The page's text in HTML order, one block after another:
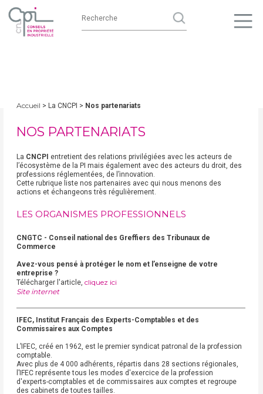
Accueil > La CNCPI > Nos partenariats
NOS PARTENARIATS
La CNCPI entretient des relations privilégiées avec les acteurs de
l’écosystème de la PI mais également avec des acteurs du droit, des
professions réglementées, de l’innovation.
Cette rubrique liste nos partenaires avec qui nous menons des
actions et échangeons très régulièrement.
LES ORGANISMES PROFESSIONNELS
CNGTC - Conseil national des Greffiers des Tribunaux de
Commerce
Avez-vous pensé à protéger le nom et l’enseigne de votre
entreprise ?
Télécharger l'article, cliquez ici
Site internet
IFEC, Institut Français des Experts-Comptables et des
Commissaires aux Comptes
L’IFEC, créé en 1962, est le premier syndicat patronal de la profession
comptable.
Avec plus de 4 000 adhérents, répartis dans 28 sections régionales,
l’IFEC représente tous les modes d'exercice de la profession
d'experts-comptables et de commissaires aux comptes et regroupe
des cabinets de toutes tailles.